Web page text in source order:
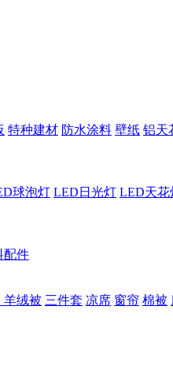
特种建材 防水涂料 壁纸 铝天
球泡灯 LED日光灯 LED天花
配件
羊绒被 三件套 凉席 窗帘 棉被